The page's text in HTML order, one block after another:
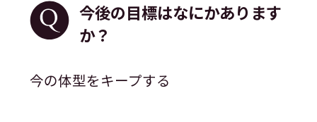
今後の目標はなにかあります
か？
今の体型をキープする